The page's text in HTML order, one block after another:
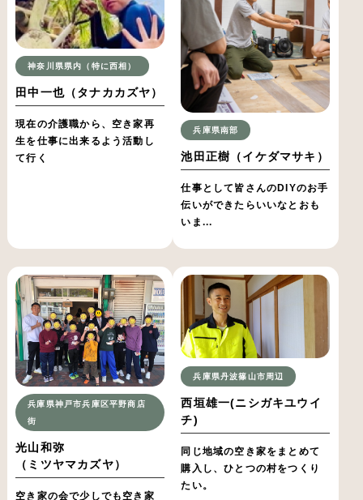
神奈川県県内（特に西相）
田中一也（タナカカズヤ）
現在の介護職から、空き家再
生を仕事に出来るよう活動し
て行く
兵庫県南部
池田正樹（イケダマサキ）
仕事として皆さんのDIYのお手
伝いができたらいいなとおも
いま...
兵庫県神戸市兵庫区平野商店
街
光山和弥
（ミツヤマカズヤ）
空き家の会で少しでも空き家
兵庫県丹波篠山市周辺
西垣雄一(ニシガキユウイ
チ)
同じ地域の空き家をまとめて
購入し、ひとつの村をつくり
たい。